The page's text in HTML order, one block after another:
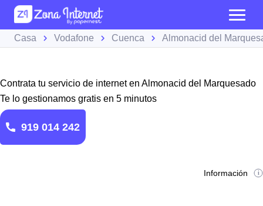
Casa Vodafone Cuenca Almonacid del
Contrata tu servicio de internet en Almonacid del Marquesado
Te lo gestionamos gratis en 5 minutos
919 014 242
Información